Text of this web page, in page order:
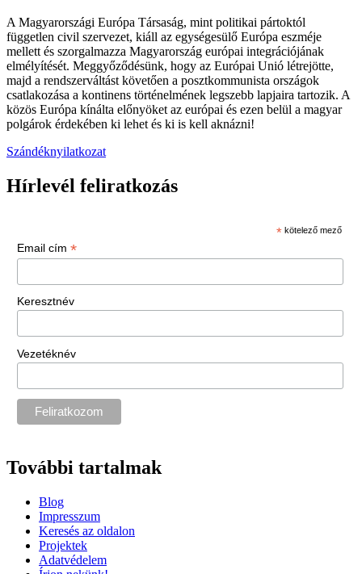
A Magyarországi Európa Társaság, mint politikai pártoktól
független civil szervezet, kiáll az egységesülő Európa eszméje
mellett és szorgalmazza Magyarország európai integrációjának
elmélyítését. Meggyőződésünk, hogy az Európai Unió létrejötte,
majd a rendszerváltást követően a posztkommunista országok
csatlakozása a kontinens történelmének legszebb lapjaira tartozik. A
közös Európa kínálta előnyöket az európai és ezen belül a magyar
polgárok érdekében ki lehet és ki is kell aknázni!
Szándéknyilatkozat
Hírlevél feliratkozás
* kötelező mező
Email cím *
Keresztnév
Vezetéknév
További tartalmak
Blog
Impresszum
Keresés az oldalon
Projektek
Adatvédelem